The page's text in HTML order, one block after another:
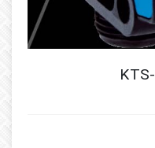
سنسور کنتراست SICK کد KTS-